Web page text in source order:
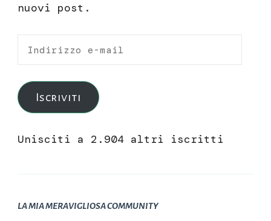
nuovi post.
Indirizzo
mail
Iscriviti
Unisciti a 2.904 altri iscritti
LA MIA MERAVIGLIOSA COMMUNITY